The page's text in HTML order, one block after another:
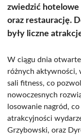
zwiedzić hotelowe
oraz restaurację.
były liczne
W ciągu dnia
różnych aktywności,
sali fitness, co
nowoczesnych
losowanie nagród,
atrakcyjności
Grzybowski, oraz